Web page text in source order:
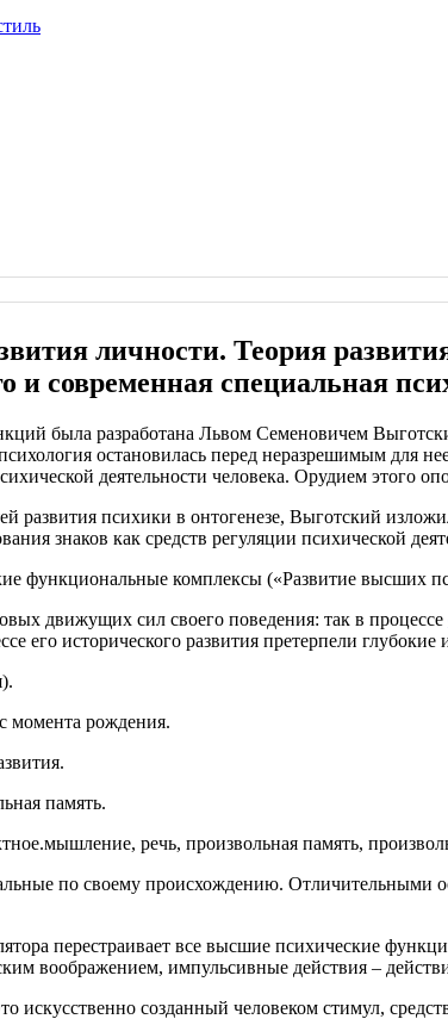
личности. Теория
и современная специальная
была разработана Львом Семеновичем
остановилась перед неразрешимым для
деятельности человека. Орудием этого
развития психики в онтогенезе, Выготский
знаков как средств регуляции психической
функциональные комплексы («Развитие высших
движущих сил своего поведения: так в процессе
его исторического развития претерпели глубокие
момента рождения.
память.
речь, произвольная память,
по своему происхождению. Отличительными
перестраивает все высшие психические
воображением, импульсивные действия –
искусственно созданный человеком стимул,